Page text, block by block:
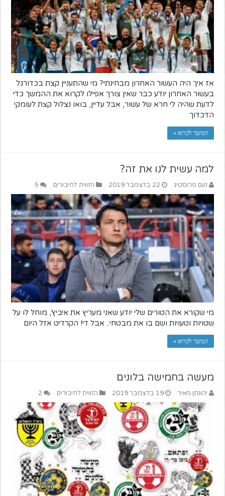
אז איך היה העשור האחרון מבחינתי? מי שהתעניין קצת בכדורגל
בעשור האחרון יודע כבר שאין צורך אפילו לקרוא את ההמשך כדי
לדעת שהיה לי חרא של עשור, אבל עדיין, בואו נצלול קצת לעומקי
הדכדוך
המשך לקרוא »
למה עשית לנו את זה?
נעם פרוסטיג 22 בדצמבר 2019 הזווית לחיבורים 5
מי שקורא את הטורים שלי יודע שאני מעריץ את איביץ', מוחל לו על
שטויות וטעויות ושם בו את מבטחי.. אבל די! הקרדיט אזל היום
המשך לקרוא »
מעשה בחמישה בלונים
יהונתן מאיר 19 בדצמבר 2019 הזווית לחיבורים 2